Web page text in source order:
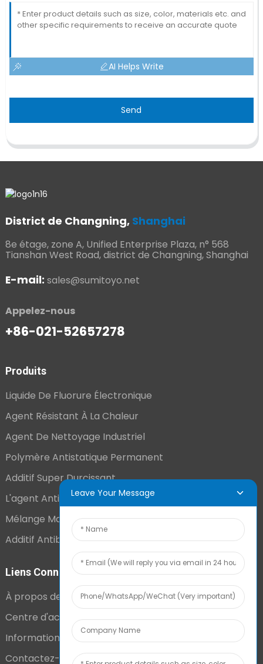
AI Helps Write
Send
District de Changning, Shanghai
8e étage, zone A, Unified Enterprise Plaza, n° 568
Tianshan West Road, district de Changning, Shanghai
E-mail: sales@sumitoyo.net
Appelez-nous
+86-021-52657278
Produits
Liquide De Fluorure Électronique
Agent Résistant À La Chaleur
Agent De Nettoyage Industriel
Polymère Antistatique Permanent
Additif Super Durcissant
L'agent Antistatique Longue Durée
Mélange Maître VCI
Additif Antibuée Ajouté En Interne
Liens Connexes
À propos de nous
Centre d'actualités
Informations techniques
Contactez-nous
Leave Your Message